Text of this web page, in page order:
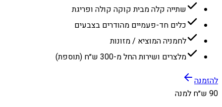
שתייה קלה מבית קוקה קולה ופריגת
כלים חד-פעמיים מהודרים בצבעים
לחמניה המוציא / מזונות
מלצרים ושירות החל מ-300 ש״ח (תוספת)
להזמנה
90 ש״ח למנה